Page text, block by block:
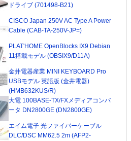
ドライブ (701498-B21)
CISCO Japan 250V AC Type A Power
Cable (CAB-TA-250V-JP=)
PLAT'HOME OpenBlocks IX9 Debian
11搭載モデル (OBSIX9/D11A)
金井電器産業 MINI KEYBOARD Pro
USBモデル 英語版 (金井電器)
(HMB632KUS/R)
大電 100BASE-TX/FXメディアコンバ
ータ DN2800GE (DN2800GE)
エイム電子 光ファイバーケーブル
DLC/DSC MM62.5 2m (AFP2-